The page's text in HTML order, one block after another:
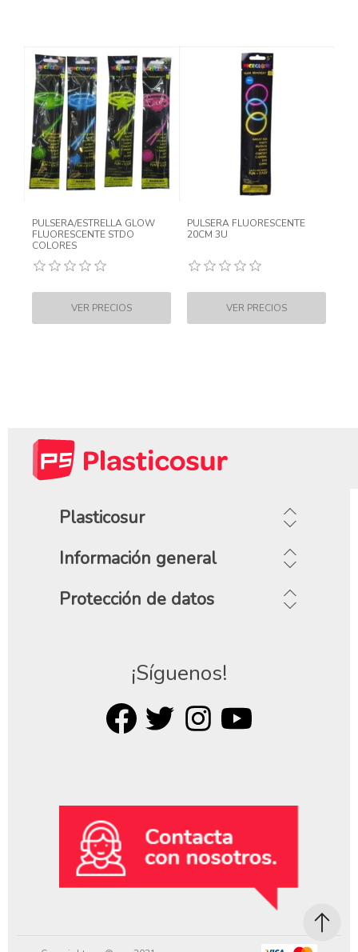
PULSERA/ESTRELLA GLOW
FLUORESCENTE STDO
COLORES
PULSERA FLUORESCENTE
20CM 3U
Plasticosur
Información general
Protección de datos
¡Síguenos!